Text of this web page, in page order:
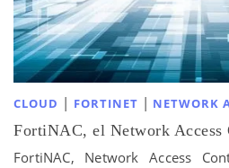
CLOUD | FORTINET | NETWORK
FortiNAC, el Network Access
FortiNAC, Network Access